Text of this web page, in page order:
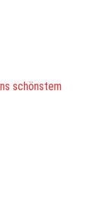
schönstem